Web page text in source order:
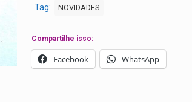
de
-
20
unidades
Tag:
NOVIDADES
Compartilhe isso:
Facebook WhatsApp